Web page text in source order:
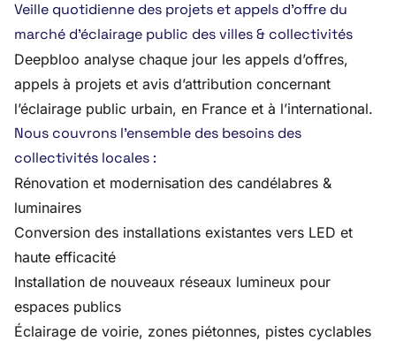
Veille quotidienne des projets et appels d’offre du
marché d’éclairage public des villes & collectivités
Deepbloo analyse chaque jour les appels d’offres,
appels à projets et avis d’attribution concernant
l’éclairage public urbain, en France et à l’international.
Nous couvrons l’ensemble des besoins des
collectivités locales :
Rénovation et modernisation des candélabres &
luminaires
Conversion des installations existantes vers LED et
haute efficacité
Installation de nouveaux réseaux lumineux pour
espaces publics
Éclairage de voirie, zones piétonnes, pistes cyclables